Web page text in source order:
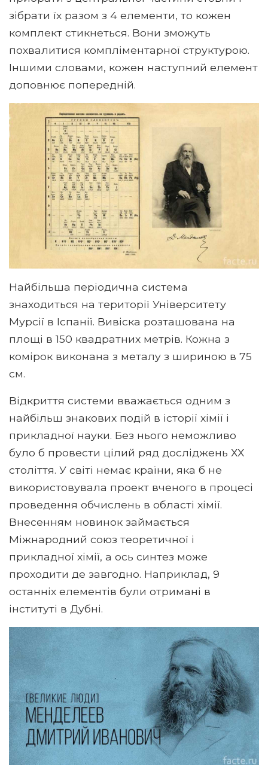
зібрати їх разом з 4 елементи, то кожен
комплект стикнеться. Вони зможуть
похвалитися компліментарної структурою.
Іншими словами, кожен наступний елемент
доповнює попередній.
Найбільша періодична система
знаходиться на території Університету
Мурсії в Іспанії. Вивіска розташована на
площі в 150 квадратних метрів. Кожна з
комірок виконана з металу з шириною в 75
см.
Відкриття системи вважається одним з
найбільш знакових подій в історії хімії і
прикладної науки. Без нього неможливо
було б провести цілий ряд досліджень ХХ
століття. У світі немає країни, яка б не
використовувала проект вченого в процесі
проведення обчислень в області хімії.
Внесенням новинок займається
Міжнародний союз теоретичної і
прикладної хімії, а ось синтез може
проходити де завгодно. Наприклад, 9
останніх елементів були отримані в
інституті в Дубні.